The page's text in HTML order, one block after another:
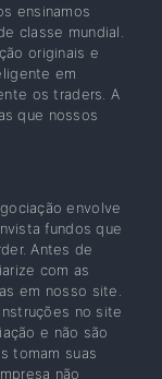
ensinamos
classe mundial.
originais e
em
os traders. A
que nossos
envolve
fundos que
Antes de
com as
em nosso site.
no site
e não são
tomam suas
não